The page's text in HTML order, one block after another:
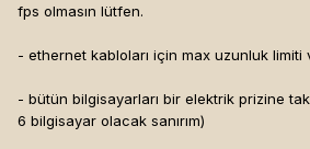
fps olmasın lütfen.
- ethernet kabloları için max uzunluk limiti
- bütün bilgisayarları bir elektrik prizine
6 bilgisayar olacak sanırım)